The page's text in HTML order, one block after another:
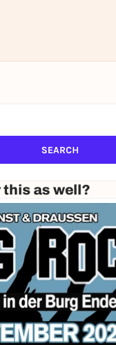
SEARCH
as well?